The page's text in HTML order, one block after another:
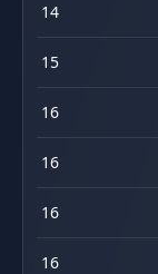
14
15
16
16
16
16